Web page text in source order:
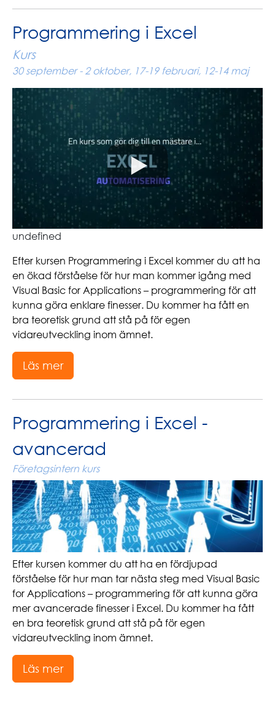
Programmering i Excel
Kurs
30 september - 2 oktober, 17-19 februari, 12-14 maj
undefined
Efter kursen Programmering i Excel kommer du att ha
en ökad förståelse för hur man kommer igång med
Visual Basic for Applications – programmering för att
kunna göra enklare finesser. Du kommer ha fått en
bra teoretisk grund att stå på för egen
vidareutveckling inom ämnet.
Läs mer
Programmering i Excel -
avancerad
Företagsintern kurs
Efter kursen kommer du att ha en fördjupad
förståelse för hur man tar nästa steg med Visual Basic
for Applications – programmering för att kunna göra
mer avancerade finesser i Excel. Du kommer ha fått
en bra teoretisk grund att stå på för egen
vidareutveckling inom ämnet.
Läs mer